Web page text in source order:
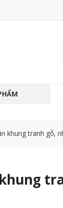
khung tranh gỗ,